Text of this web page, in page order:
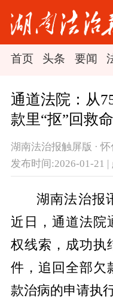
首页 头条 要闻
通道法院：从
款里“抠”回救
湖南法治报触屏版 · 怀
发布时间:2026-01-21 |
湖南法治报
近日，通道法院
权线索，成功执
件，追回全部欠
款治病的申请执